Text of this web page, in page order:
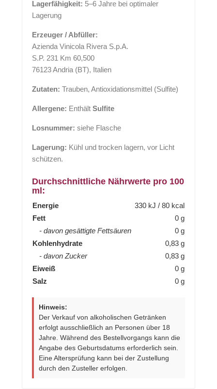
Lagerfähigkeit: 5–6 Jahre bei optimaler
Lagerung
Erzeuger / Abfüller:
Azienda Vinicola Rivera S.p.A.
S.P. 231 Km 60,500
76123 Andria (BT), Italien
Zutaten: Trauben, Antioxidationsmittel (Sulfite)
Allergene: Enthält Sulfite
Losnummer: siehe Flasche
Lagerung: Kühl und trocken lagern, vor Licht
schützen.
Durchschnittliche Nährwerte pro 100
ml:
Energie
330 kJ / 80 kcal
Fett
0 g
- davon gesättigte Fettsäuren
0 g
Kohlenhydrate
0,83 g
- davon Zucker
0,83 g
Eiweiß
0 g
Salz
0 g
Hinweis:
Der Verkauf von alkoholischen Getränken
erfolgt ausschließlich an Personen über 18
Jahre. Während des Bestellvorgangs kann die
Angabe des Geburtsdatums erforderlich sein.
Eine Altersprüfung kann bei der Zustellung
durch den Zusteller erfolgen.